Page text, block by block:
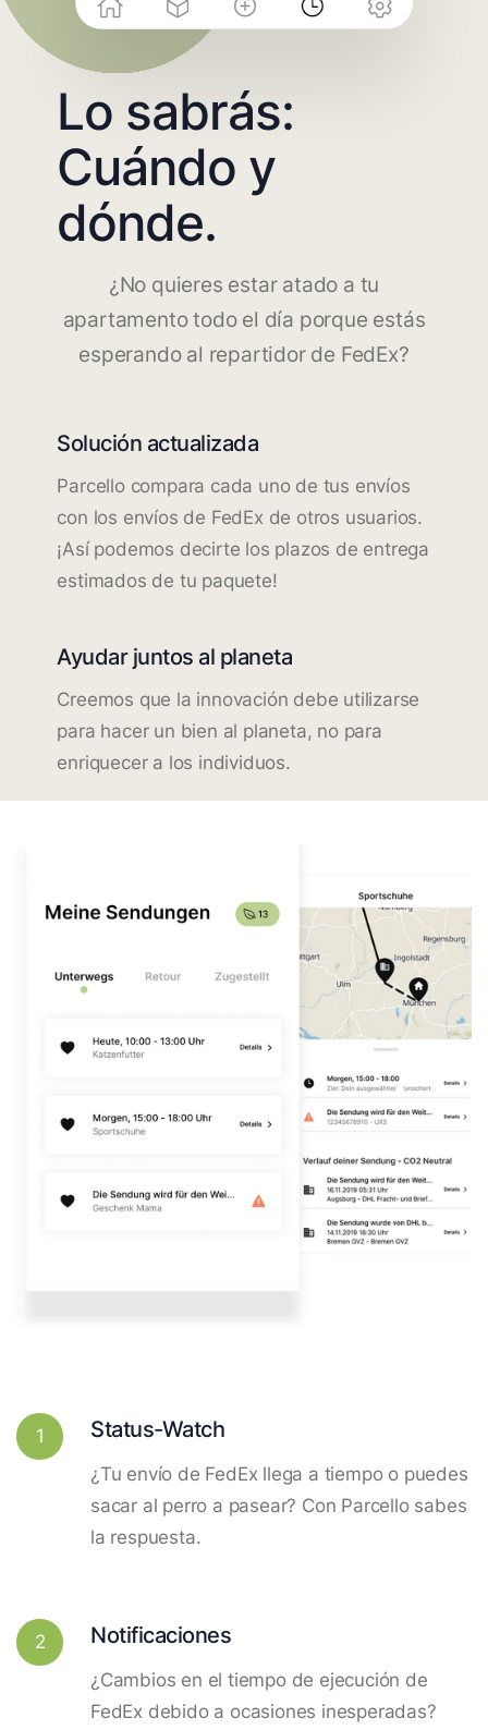
Lo sabrás:
Cuándo y
dónde.
¿No quieres estar atado a tu
apartamento todo el día porque estás
esperando al repartidor de FedEx?
Solución actualizada
Parcello compara cada uno de tus envíos
con los envíos de FedEx de otros usuarios.
¡Así podemos decirte los plazos de entrega
estimados de tu paquete!
Ayudar juntos al planeta
Creemos que la innovación debe utilizarse
para hacer un bien al planeta, no para
enriquecer a los individuos.
1 Status-Watch
¿Tu envío de FedEx llega a tiempo o puedes
sacar al perro a pasear? Con Parcello sabes
la respuesta.
2 Notificaciones
¿Cambios en el tiempo de ejecución de
FedEx debido a ocasiones inesperadas?